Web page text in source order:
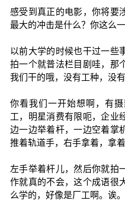
感受到真正的电影，你将要
最大的冲击是什么？你这么
以前大学的时候也干过一些
拍一个就普法栏目剧哇，那
我们干的哦，没有工种，没有
你看我们一开始想啊，有
工，明星消费有限呃，企业
边一边举着杆，一边空着掌
推着轨道手，右手拿着，拿着
左手举着杆儿，然后你就拍
作就真的不会，这个成语很
么学的，好像是厂工啊。诶。